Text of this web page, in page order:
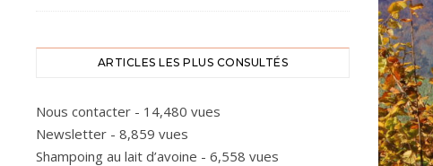
ARTICLES LES PLUS CONSULTÉS
Nous contacter - 14,480 vues
Newsletter - 8,859 vues
Shampoing au lait d’avoine - 6,558 vues